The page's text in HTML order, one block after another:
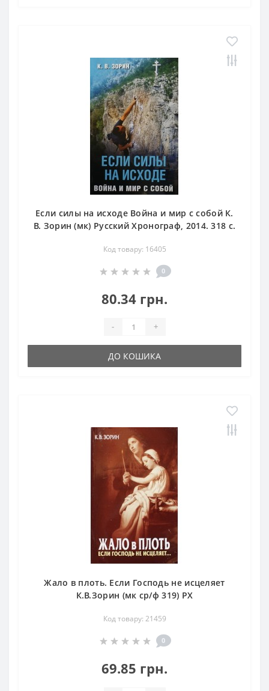
Если силы на исходе Война и мир с собой К.
В. Зорин (мк) Русский Хронограф, 2014. 318 с.
Код товару: 16405
0
80.34 грн.
- +
ДО КОШИКА
Жало в плоть. Если Господь не исцеляет
К.В.Зорин (мк ср/ф 319) РХ
Код товару: 21459
0
69.85 грн.